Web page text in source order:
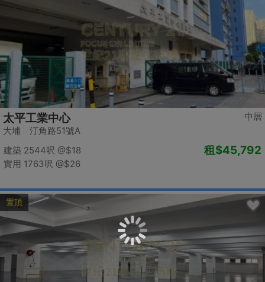
中層
太平工業中心
大埔 汀角路51號A
建築 2544呎 @$18
實用 1763呎 @$26
租$45,792
置頂